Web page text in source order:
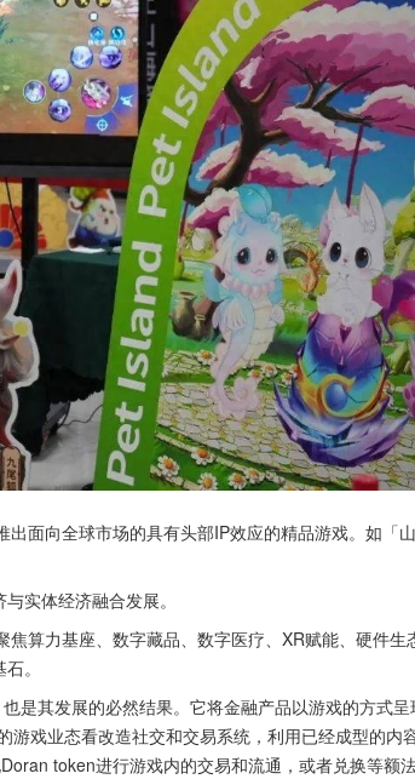
面向全球市场的具有头部IP效应的精品游戏。如「
实体经济融合发展。
算力基座、数字藏品、数字医疗、XR赋能、硬件生
。
是其发展的必然结果。它将金融产品以游戏的方式呈
戏业态看改造社交和交易系统，利用已经成型的内
token进行游戏内的交易和流通，或者兑换等额